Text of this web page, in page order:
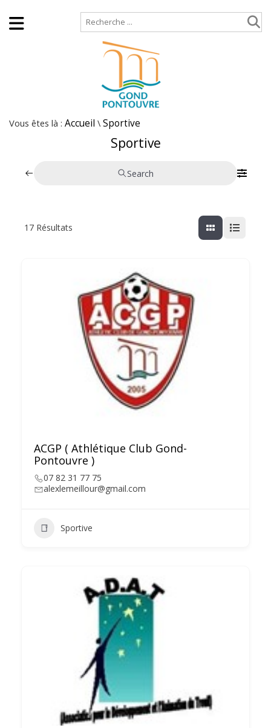
Vous êtes là : Accueil \ Sportive
Sportive
Search
17 Résultats
ACGP ( Athlétique Club Gond-
Pontouvre )
07 82 31 77 75
alexlemeillour@gmail.com
Sportive